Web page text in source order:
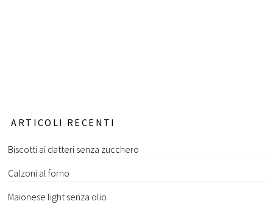
ARTICOLI RECENTI
Biscotti ai datteri senza zucchero
Calzoni al forno
Maionese light senza olio